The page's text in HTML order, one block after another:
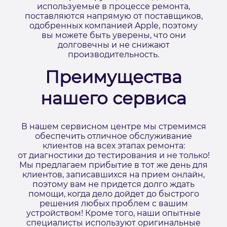
используемые в процессе ремонта,
поставляются напрямую от поставщиков,
одобренных компанией Apple, поэтому
вы можете быть уверены, что они
долговечны и не снижают
производительность.
Преимущества
нашего сервиса
В нашем сервисном центре мы стремимся
обеспечить отличное обслуживание
клиентов на всех этапах ремонта:
от диагностики до тестирования и не только!
Мы предлагаем прибытие в тот же день для
клиентов, записавшихся на прием онлайн,
поэтому вам не придется долго ждать
помощи, когда дело дойдет до быстрого
решения любых проблем с вашим
устройством! Кроме того, наши опытные
специалисты используют оригинальные